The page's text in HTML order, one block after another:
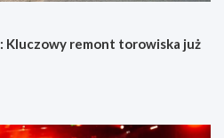
remont torowiska już